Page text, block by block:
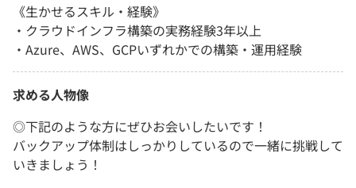
《生かせるスキル・経験》
・クラウドインフラ構築の実務経験3年以上
・Azure、AWS、GCPいずれかでの構築・運用経験
求める人物像
◎下記のような方にぜひお会いしたいです！
バックアップ体制はしっかりしているので一緒に挑戦して
いきましょう！